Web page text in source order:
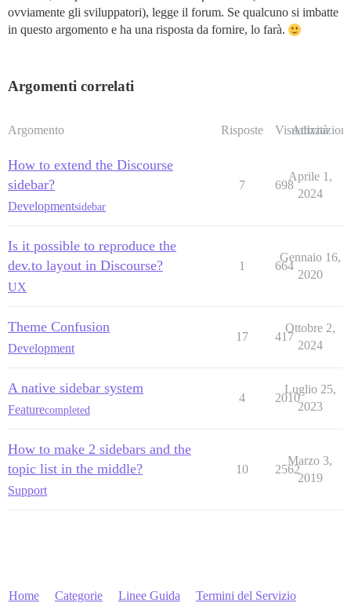
ovviamente gli sviluppatori), legge il forum. Se qualcuno si imbatte
in questo argomento e ha una risposta da fornire, lo farà.
Argomenti correlati
Argomento Risposte Visualizzazioni
Attività
How to extend the Discourse
sidebar?
Developmentsidebar
7 698
Aprile 1,
2024
Is it possible to reproduce the
dev.to layout in Discourse?
UX
1 664
Gennaio 16,
2020
Theme Confusion
Development
17 417
Ottobre 2,
2024
A native sidebar system
Featurecompleted
4 2010
Luglio 25,
2023
How to make 2 sidebars and the
topic list in the middle?
Support
10 2562
Marzo 3,
2019
Home Categorie Linee Guida Termini del Servizio